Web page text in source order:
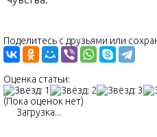
Поделитесь с друзьями или
Оценка статьи:
(Пока оценок нет)
Загрузка...